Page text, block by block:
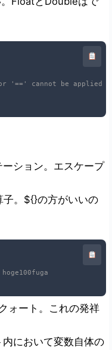
'==' cannot be applied
ション。エスケープ
子。${}の方がいいの
ォート。これの発祥
において変数自体の